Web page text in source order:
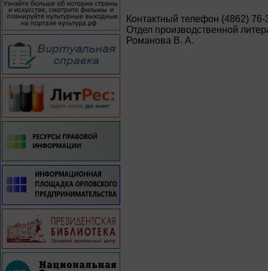
Контактный телефон (4862) 76-
Отдел производственной
Романова В. А.